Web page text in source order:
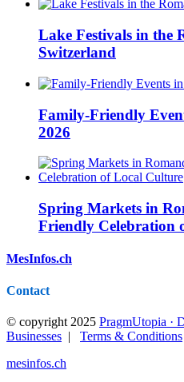
Lake Festivals in the
Switzerland
Family-Friendly
2026
Spring Markets in
Friendly Celebration
MesInfos.ch
Contact
© copyright 2025 PragmUtopia ·
Businesses | Terms & Conditions
mesinfos.ch